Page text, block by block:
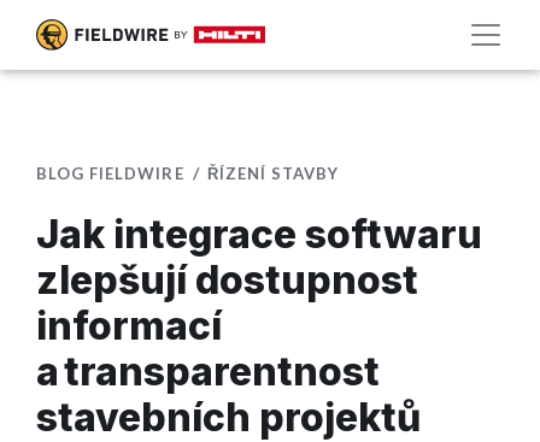
BLOG FIELDWIRE ŘÍZENÍ STAVBY
Jak integrace softwaru
zlepšují dostupnost
informací
a transparentnost
stavebních projektů